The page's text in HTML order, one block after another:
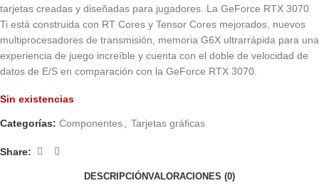
tarjetas creadas y diseñadas para jugadores. La GeForce RTX 3070
Ti está construida con RT Cores y Tensor Cores mejorados, nuevos
multiprocesadores de transmisión, memoria G6X ultrarrápida para una
experiencia de juego increíble y cuenta con el doble de velocidad de
datos de E/S en comparación con la GeForce RTX 3070.
Sin existencias
Categorías: Componentes, Tarjetas gráficas
Share:
DESCRIPCIÓNVALORACIONES (0)